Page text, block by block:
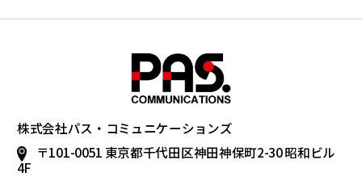
株式会社パス・コミュニケーションズ
〒101-0051 東京都千代田区神田神保町2-30 昭和ビル
4F